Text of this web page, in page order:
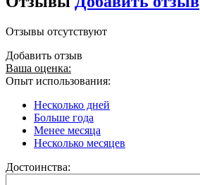
Отзывы отсутствуют
Добавить отзыв
Ваша оценка:
Опыт использования:
Несколько дней
Больше года
Менее месяца
Несколько месяцев
Достоинства: